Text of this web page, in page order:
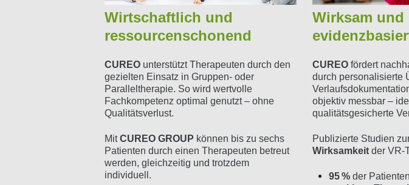
Wirtschaftlich und
ressourcenschonend
CUREO unterstützt Therapeuten durch den
gezielten Einsatz in Gruppen- oder
Paralleltherapie. So wird wertvolle
Fachkompetenz optimal genutzt – ohne
Qualitätsverlust.
MitCUR EO GROUP können bis zu sechs
Patienten durch einen Therapeuten betreut
werden, gleichzeitig und trotzdem
individuell.
Wirksam und
CUREOfördert
durch personalisierte
objektiv messbar –
qualitätsgesicherte
Publizierte Studien
Wirksamkeitder VR-
95 %der